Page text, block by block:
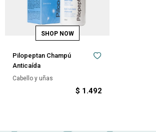
Pilopeptan Champú
Anticaída
Cabello y uñas
$ 1.492